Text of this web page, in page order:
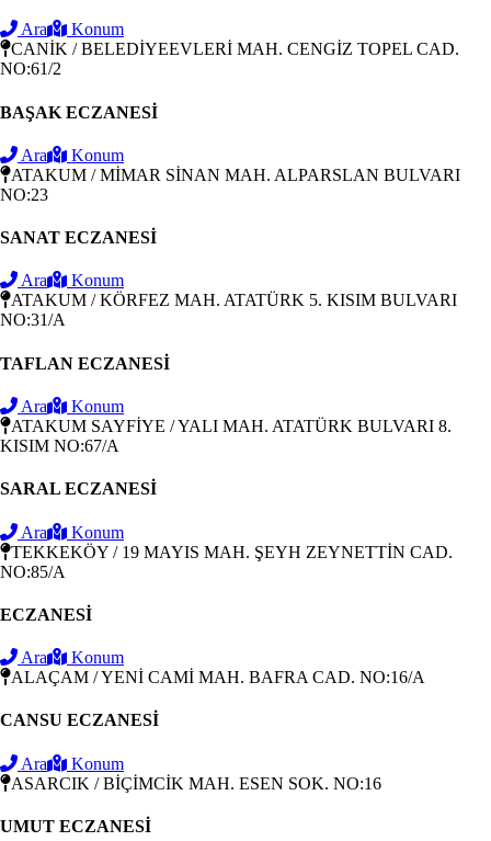
Ara
Konum
CANİK / BELEDİYEEVLERİ MAH. CENGİZ TOPEL CAD.
NO:61/2
BAŞAK ECZANESİ
Ara
Konum
ATAKUM / MİMAR SİNAN MAH. ALPARSLAN BULVARI
NO:23
SANAT ECZANESİ
Ara
Konum
ATAKUM / KÖRFEZ MAH. ATATÜRK 5. KISIM BULVARI
NO:31/A
TAFLAN ECZANESİ
Ara
Konum
ATAKUM SAYFİYE / YALI MAH. ATATÜRK BULVARI 8.
KISIM NO:67/A
SARAL ECZANESİ
Ara
Konum
TEKKEKÖY / 19 MAYIS MAH. ŞEYH ZEYNETTİN CAD.
NO:85/A
ECZANESİ
Ara
Konum
ALAÇAM / YENİ CAMİ MAH. BAFRA CAD. NO:16/A
CANSU ECZANESİ
Ara
Konum
ASARCIK / BİÇİMCİK MAH. ESEN SOK. NO:16
UMUT ECZANESİ